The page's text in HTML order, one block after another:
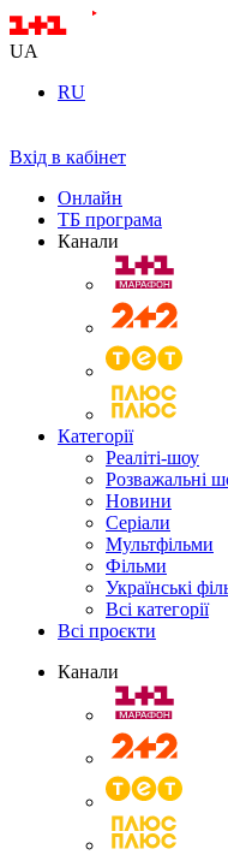
UA
RU
Вхід в кабінет
Онлайн
ТБ програма
Канали
Категорії
Реаліті-шоу
Розважальні
Новини
Серіали
Мультфільми
Фільми
Українські
Всі категорії
Всі проєкти
Канали